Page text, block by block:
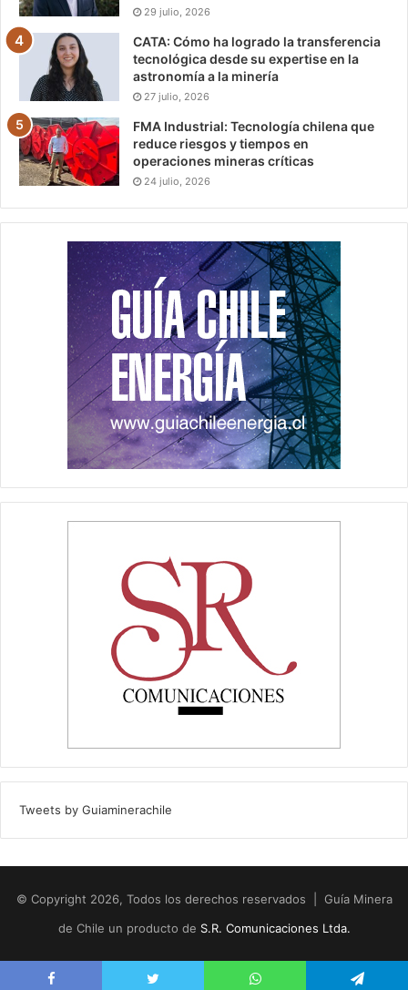
29 julio, 2026
CATA: Cómo ha logrado la transferencia
tecnológica desde su expertise en la
astronomía a la minería
27 julio, 2026
FMA Industrial: Tecnología chilena que
reduce riesgos y tiempos en
operaciones mineras críticas
24 julio, 2026
Tweets by Guiaminerachile
© Copyright 2026, Todos los derechos reservados | Guía Minera
de Chile un producto de S.R. Comunicaciones Ltda.